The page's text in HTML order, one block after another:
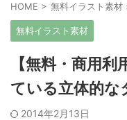
HOME > 無料イラスト素材
無料イラスト素材
【無料・商用
ている立体的
2014年2月13日